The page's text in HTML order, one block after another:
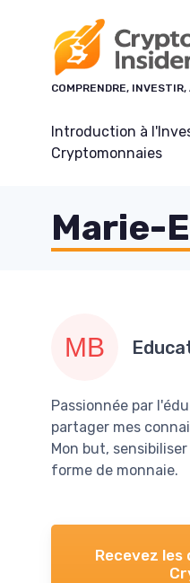
COMPRENDRE,
Introduction à
Cryptomonnaies
Marie-
Passionnée par
partager mes
Mon but,
forme de monnaie.
Recevez